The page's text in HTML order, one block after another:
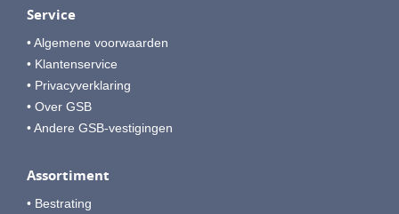
Service
• Algemene voorwaarden
• Klantenservice
• Privacyverklaring
• Over GSB
• Andere GSB-vestigingen
Assortiment
• Bestrating